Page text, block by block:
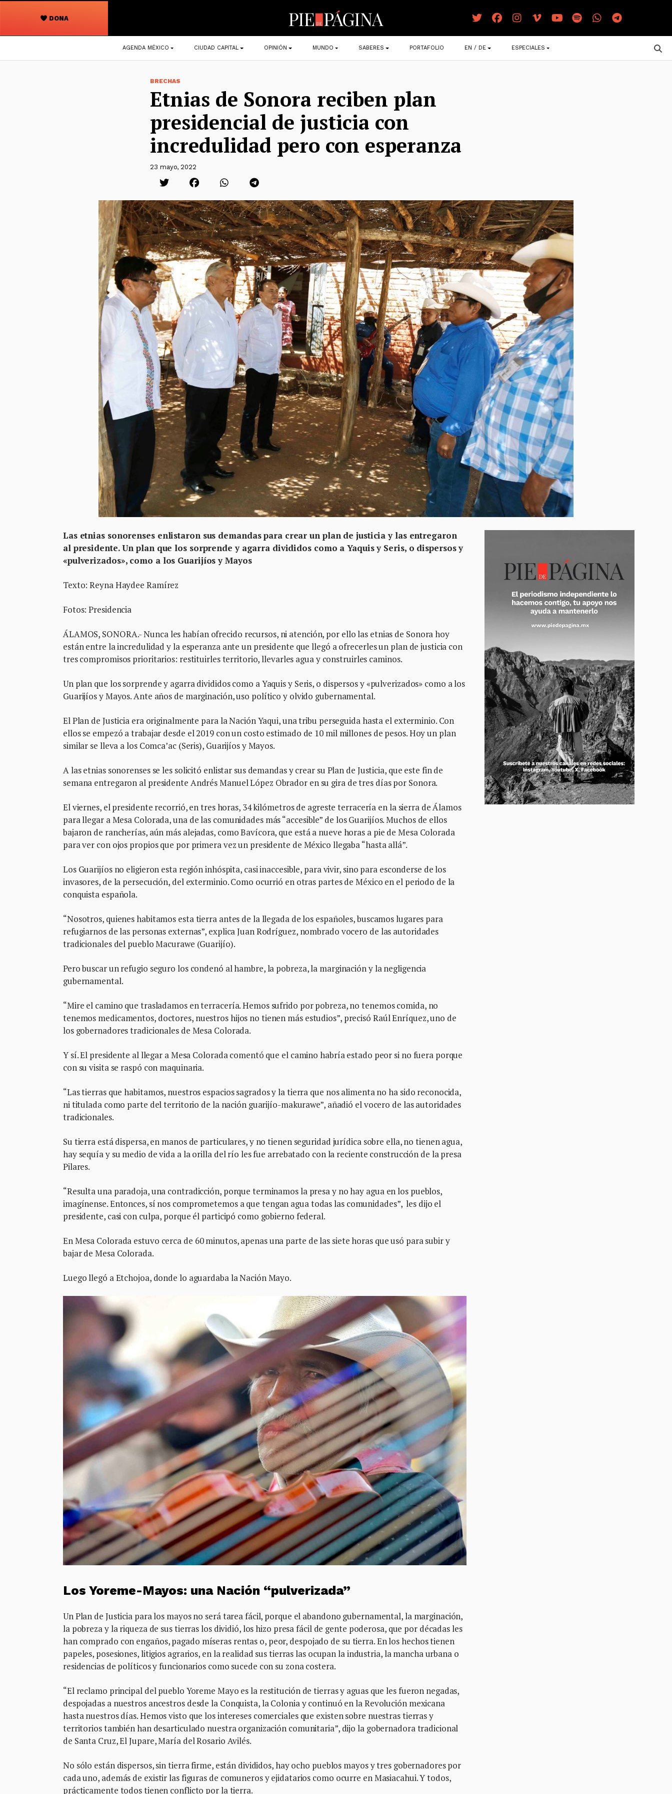
DONA
Navegación
principal
AGENDA MÉXICO CIUDAD CAPITAL OPINIÓN MUNDO SABERES PORTAFOLIO EN / DE ESPECIALES
BRECHAS
Etnias de Sonora reciben plan
presidencial de justicia con
incredulidad pero con esperanza
23 mayo, 2022
Las etnias sonorenses enlistaron sus demandas para crear un plan de justicia y las entregaron
al presidente. Un plan que los sorprende y agarra divididos como a Yaquis y Seris, o dispersos y
«pulverizados», como a los Guarijíos y Mayos
Texto: Reyna Haydee Ramírez
Fotos: Presidencia
ÁLAMOS, SONORA.- Nunca les habían ofrecido recursos, ni atención, por ello las etnias de Sonora hoy
están entre la incredulidad y la esperanza ante un presidente que llegó a ofrecerles un plan de justicia con
tres compromisos prioritarios: restituirles territorio, llevarles agua y construirles caminos.
Un plan que los sorprende y agarra divididos como a Yaquis y Seris, o dispersos y «pulverizados» como a los
Guarijíos y Mayos. Ante años de marginación, uso político y olvido gubernamental.
El Plan de Justicia era originalmente para la Nación Yaqui, una tribu perseguida hasta el exterminio. Con
ellos se empezó a trabajar desde el 2019 con un costo estimado de 10 mil millones de pesos. Hoy un plan
similar se lleva a los Comca’ac (Seris), Guarijíos y Mayos.
A las etnias sonorenses se les solicitó enlistar sus demandas y crear su Plan de Justicia, que este fin de
semana entregaron al presidente Andrés Manuel López Obrador en su gira de tres días por Sonora.
El viernes, el presidente recorrió, en tres horas, 34 kilómetros de agreste terracería en la sierra de Álamos
para llegar a Mesa Colorada, una de las comunidades más “accesible” de los Guarijíos. Muchos de ellos
bajaron de rancherías, aún más alejadas, como Bavícora, que está a nueve horas a pie de Mesa Colorada
para ver con ojos propios que por primera vez un presidente de México llegaba “hasta allá”.
Los Guarijíos no eligieron esta región inhóspita, casi inaccesible, para vivir, sino para esconderse de los
invasores, de la persecución, del exterminio. Como ocurrió en otras partes de México en el periodo de la
conquista española.
“Nosotros, quienes habitamos esta tierra antes de la llegada de los españoles, buscamos lugares para
refugiarnos de las personas externas”, explica Juan Rodríguez, nombrado vocero de las autoridades
tradicionales del pueblo Macurawe (Guarijío).
Pero buscar un refugio seguro los condenó al hambre, la pobreza, la marginación y la negligencia
gubernamental.
“Mire el camino que trasladamos en terracería. Hemos sufrido por pobreza, no tenemos comida, no
tenemos medicamentos, doctores, nuestros hijos no tienen más estudios”, precisó Raúl Enríquez, uno de
los gobernadores tradicionales de Mesa Colorada.
Y sí. El presidente al llegar a Mesa Colorada comentó que el camino habría estado peor si no fuera porque
con su visita se raspó con maquinaria.
“Las tierras que habitamos, nuestros espacios sagrados y la tierra que nos alimenta no ha sido reconocida,
ni titulada como parte del territorio de la nación guarijío-makurawe”, añadió el vocero de las autoridades
tradicionales.
Su tierra está dispersa, en manos de particulares, y no tienen seguridad jurídica sobre ella, no tienen agua,
hay sequía y su medio de vida a la orilla del río les fue arrebatado con la reciente construcción de la presa
Pilares.
“Resulta una paradoja, una contradicción, porque terminamos la presa y no hay agua en los pueblos,
imagínense. Entonces, sí nos comprometemos a que tengan agua todas las comunidades”, les dijo el
presidente, casi con culpa, porque él participó como gobierno federal.
En Mesa Colorada estuvo cerca de 60 minutos, apenas una parte de las siete horas que usó para subir y
bajar de Mesa Colorada.
Luego llegó a Etchojoa, donde lo aguardaba la Nación Mayo.
Los Yoreme-Mayos: una Nación “pulverizada”
Un Plan de Justicia para los mayos no será tarea fácil, porque el abandono gubernamental, la marginación,
la pobreza y la riqueza de sus tierras los dividió, los hizo presa fácil de gente poderosa, que por décadas les
han comprado con engaños, pagado míseras rentas o, peor, despojado de su tierra. En los hechos tienen
papeles, posesiones, litigios agrarios, en la realidad sus tierras las ocupan la industria, la mancha urbana o
residencias de políticos y funcionarios como sucede con su zona costera.
“El reclamo principal del pueblo Yoreme Mayo es la restitución de tierras y aguas que les fueron negadas,
despojadas a nuestros ancestros desde la Conquista, la Colonia y continuó en la Revolución mexicana
hasta nuestros días. Hemos visto que los intereses comerciales que existen sobre nuestras tierras y
territorios también han desarticulado nuestra organización comunitaria”, dijo la gobernadora tradicional
de Santa Cruz, El Jupare, María del Rosario Avilés.
No sólo están dispersos, sin tierra firme, están divididos, hay ocho pueblos mayos y tres gobernadores por
cada uno, además de existir las figuras de comuneros y ejidatarios como ocurre en Masiacahui. Y todos,
prácticamente todos tienen conflicto por la tierra.